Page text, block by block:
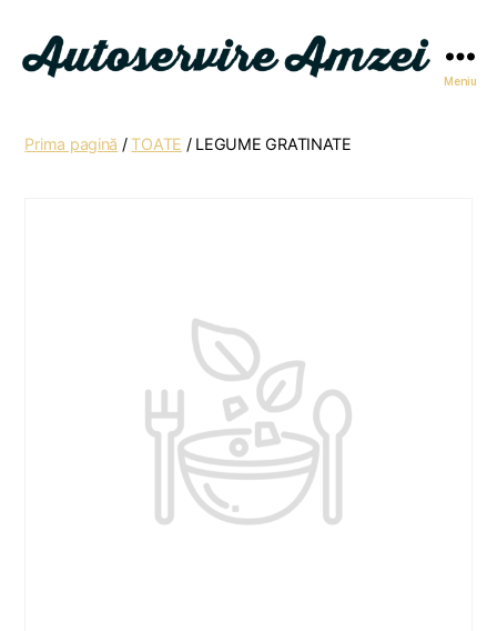
Meniu
Prima pagină /TOATE / LEGUME GRATINATE